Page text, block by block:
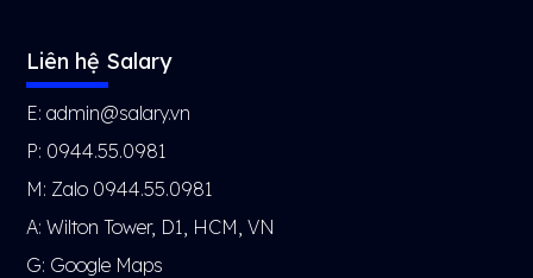
Liên hệ Salary
E: admin@salary.vn
P: 0944.55.0981
M: Zalo 0944.55.0981
A: Wilton Tower, D1, HCM, VN
G: Google Maps